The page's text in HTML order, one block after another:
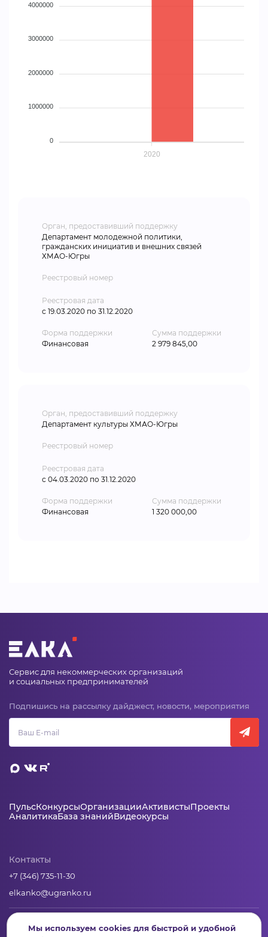
2020
4000000
3000000
2000000
1000000
0
Орган, предоставивший поддержку
Департамент молодежной политики,
гражданских инициатив и внешних связей
ХМАО-Югры
Реестровый номер
Реестровая дата
с 19.03.2020 по 31.12.2020
Форма поддержки
Финансовая
Сумма поддержки
2 979 845,00
Орган, предоставивший поддержку
Департамент культуры ХМАО-Югры
Реестровый номер
Реестровая дата
с 04.03.2020 по 31.12.2020
Форма поддержки
Финансовая
Сумма поддержки
1 320 000,00
Сервис для некоммерческих организаций
и социальных предпринимателей
Подпишись на рассылку дайджест, новости, мероприятия
ПульсКонкурсыОрганизацииАктивистыПроекты
АналитикаБаза знанийВидеокурсы
Контакты
+7 (346) 735-11-30
elkanko@ugranko.ru
АдресМы используем cookies для быстрой и удобной